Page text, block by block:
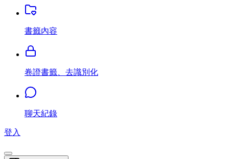
書籤內容
卷證書籤、去識別化
聊天紀錄
登入